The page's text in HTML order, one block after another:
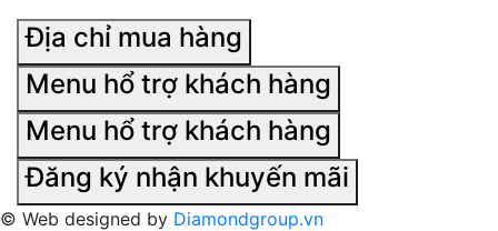
Địa chỉ mua hàng
Menu hổ trợ khách hàng
Menu hổ trợ khách hàng
Đăng ký nhận khuyến mãi
© Web designed by Diamondgroup.vn